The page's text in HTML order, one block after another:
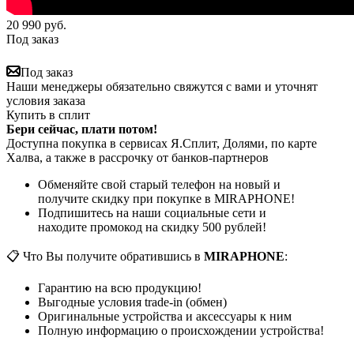
20 990 руб.
Под заказ
Под заказ
Наши менеджеры обязательно свяжутся с вами и уточнят
условия заказа
Купить в сплит
Бери сейчас, плати потом!
Доступна покупка в сервисах Я.Сплит, Долями, по карте
Халва, а также в рассрочку от банков-партнеров
Обменяйте свой старый телефон на новый и
получите скидку при покупке в MIRAPHONE!
Подпишитесь на наши социальные сети и
находите промокод на скидку 500 рублей!
📋 Что Вы получите обратившись в MIRAPHONE:
Гарантию на всю продукцию!
Выгодные условия trade-in (обмен)
Оригинальные устройства и аксессуары к ним
Полную информацию о происхождении устройства!